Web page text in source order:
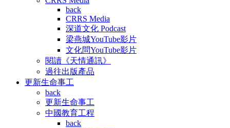
back
CRRS Media
深道文化 Podcast
梁燕城YouTube影片
文化問YouTube影片
閱讀《天情通訊》
過往出版產品
更新生命事工
back
更新生命事工
中國教育工程
back